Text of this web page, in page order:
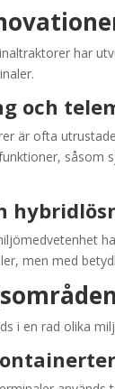
har
och
är ofta
såsom
men med
i en rad olika